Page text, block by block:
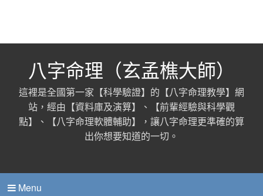
八字命理（玄孟樵大師）
這裡是全國第一家【科學驗證】的【八字命理教學】網
站，經由【資料庫及演算】、【前輩經驗與科學觀
點】、【八字命理軟體輔助】，讓八字命理更準確的算
出你想要知道的一切。
Menu